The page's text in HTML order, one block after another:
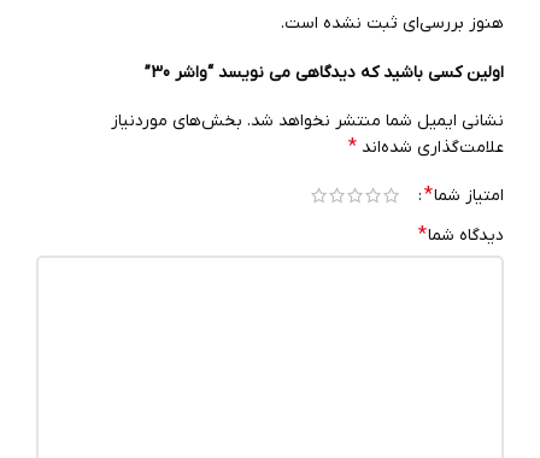
هنوز بررسی‌ای ثبت نشده است.
اولین کسی باشید که دیدگاهی می نویسد “واشر 30”
نشانی ایمیل شما منتشر نخواهد شد. بخش‌های موردنیاز
علامت‌گذاری شده‌اند *
امتیاز شما*
دیدگاه شما*